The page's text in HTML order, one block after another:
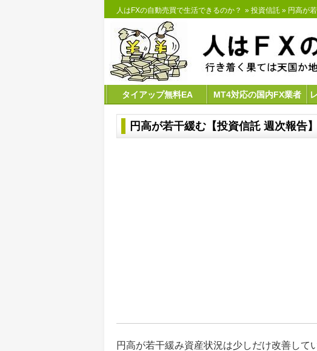
人はFXの自動売買で生活できるのか？ » 投資信託 » 円高が
タイアップ無料EA MT4対応の国内FX業者
円高が若干緩む【投資信託 週次報告】
円高が若干緩み資産状況は少しだけ改善して